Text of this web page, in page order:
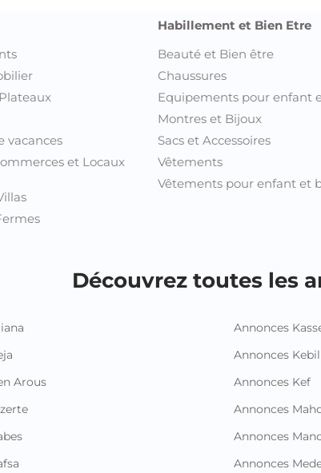
vacances
et Locaux
Habillement et Bien Etre
Beauté et Bien être
Chaussures
Equipements pour enfant
Montres et Bijoux
Sacs et Accessoires
Vêtements
Vêtements pour enfant et
Découvrez toutes les
Arous
Annonces
Annonces
Annonces Kef
Annonces
Annonces
Annonces